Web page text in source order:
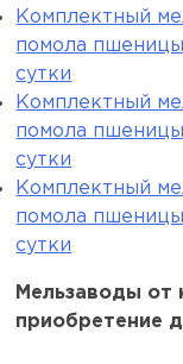
Комплектный
помола
сутки
Комплектный
помола
сутки
Комплектный
помола
сутки
Мельзаводы
приобретение